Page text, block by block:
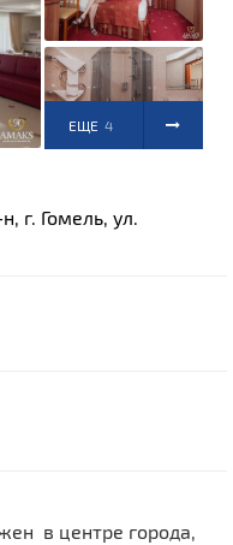
ЕЩЕ 4
г. Гомель, ул.
в центре города,